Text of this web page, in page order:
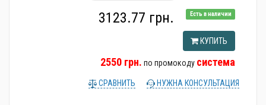
Есть в наличии
3123.77 грн.
КУПИТЬ
2550 грн. по промокоду система
СРАВНИТЬ НУЖНА КОНСУЛЬТАЦИЯ